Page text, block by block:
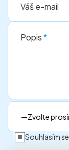
Váš e-mail
Popis*
Souhlasím se